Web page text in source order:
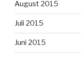
August 2015
Juli 2015
Juni 2015